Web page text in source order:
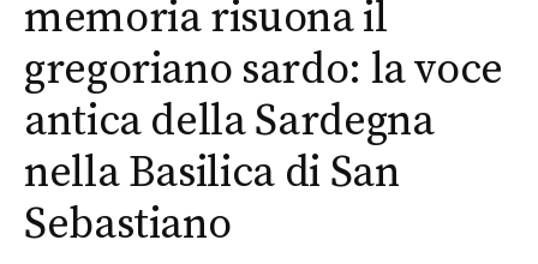
memoria risuona il
gregoriano sardo: la voce
antica della Sardegna
nella Basilica di San
Sebastiano